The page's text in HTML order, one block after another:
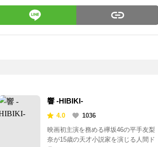
響 -HIBIKI-
4.0
1036
映画初主演を務める欅坂46の平手友梨
奈が15歳の天才小説家を演じる人間ド